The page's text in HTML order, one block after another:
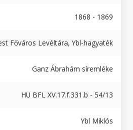
1868 - 1869
Főváros Levéltára, Ybl-hagyaték
Ganz Ábrahám síremléke
HU BFL XV.17.f.331.b - 54/13
Ybl Miklós